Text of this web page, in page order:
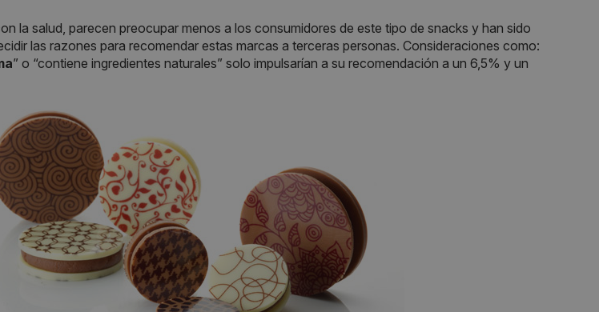
la salud, parecen preocupar menos a los consumidores de este tipo de snacks y han sido
las razones para recomendar estas marcas a terceras personas. Consideraciones como:
” o “contiene ingredientes naturales” solo impulsarían a su recomendación a un 6,5% y un